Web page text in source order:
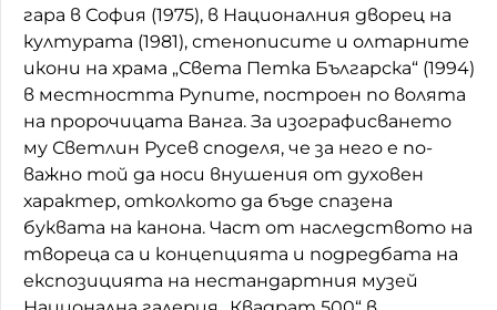
гара в София (1975), в Националния дворец на
културата (1981), стенописите и олтарните
икони на храма „Света Петка Българска“ (1994)
в местността Рупите, построен по волята
на пророчицата Ванга. За изографисването
му Светлин Русев споделя, че за него е по-
важно той да носи внушения от духовен
характер, отколкото да бъде спазена
буквата на канона. Част от наследството на
твореца са и концепцията и подредбата на
експозицията на нестандартния музей